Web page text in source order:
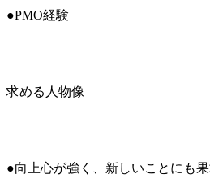
●PMO経験
求める人物像
●向上心が強く、新しいことにも